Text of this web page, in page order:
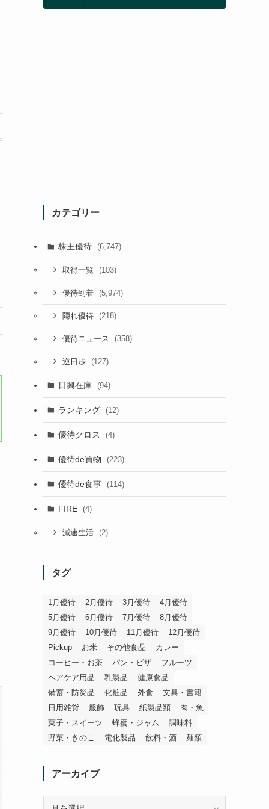
カテゴリー
株主優待 (6,747)
取得一覧 (103)
優待到着 (5,974)
隠れ優待 (218)
優待ニュース (358)
逆日歩 (127)
日興在庫 (94)
ランキング (12)
優待クロス (4)
優待de買物 (223)
優待de食事 (114)
FIRE (4)
減速生活 (2)
タグ
1月優待 2月優待 3月優待
4月優待
5月優待
6月優待 7月優待
8月優待
9月優待
10月優待 11月優待
12月優待
Pickup
お米 その他食品
カレー
コーヒー・お茶
パン・ピザ
フルーツ
ヘアケア用品
乳製品
健康食品
備蓄・防災品
化粧品 外食
文具・書籍
日用雑貨
服飾 玩具 紙製品類
肉・魚
菓子・スイーツ
蜂蜜・ジャム
調味料
野菜・きのこ
電化製品 飲料・酒 麺類
アーカイブ